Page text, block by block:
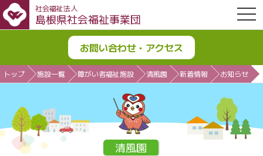
社会福祉法人
島根県社会福祉事業団
お問い合わせ・アクセス
トップ 施設一覧 障がい者福祉施設 清風園 新着情報 お知らせ
清風園